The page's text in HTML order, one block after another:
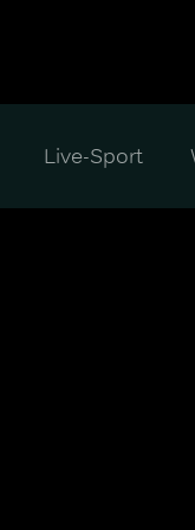
Live-Sport